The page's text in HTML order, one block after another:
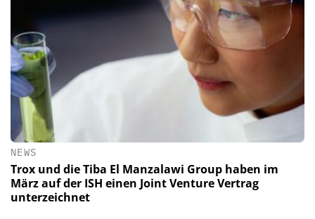
NEWS
Trox und die Tiba El Manzalawi Group haben im
März auf der ISH einen Joint Venture Vertrag
unterzeichnet